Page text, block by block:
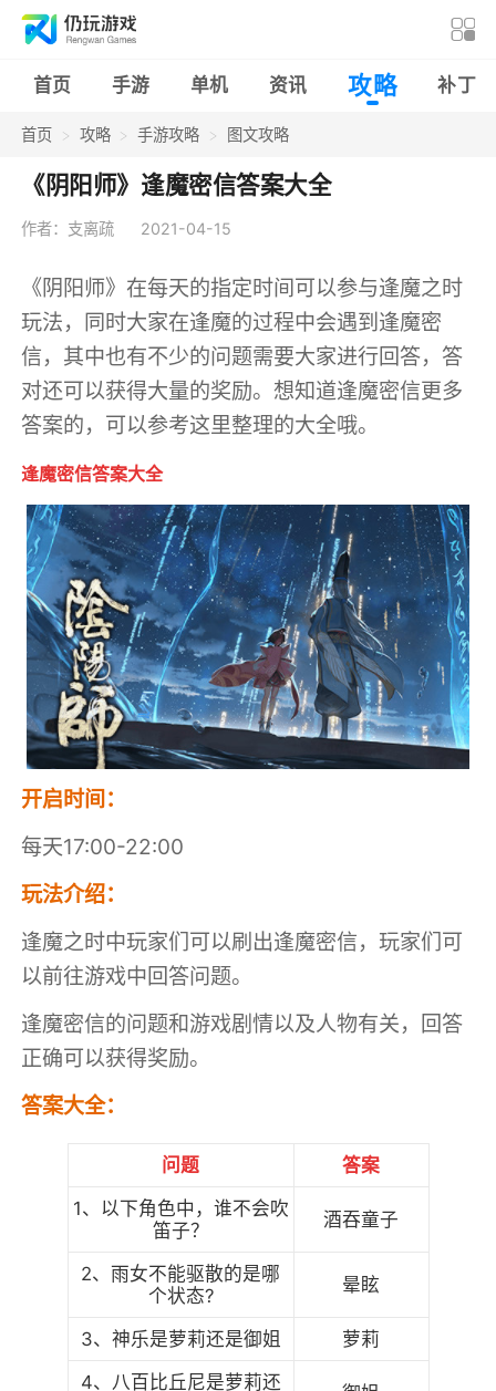
首页 手游 单机 资讯 攻略 补丁
首页 攻略 手游攻略 图文攻略
《阴阳师》逢魔密信答案大全
作者：支离疏 2021-04-15
《阴阳师》在每天的指定时间可以参与逢魔之时
玩法，同时大家在逢魔的过程中会遇到逢魔密
信，其中也有不少的问题需要大家进行回答，答
对还可以获得大量的奖励。想知道逢魔密信更多
答案的，可以参考这里整理的大全哦。
逢魔密信答案大全
开启时间：
每天17:00-22:00
玩法介绍：
逢魔之时中玩家们可以刷出逢魔密信，玩家们可
以前往游戏中回答问题。
逢魔密信的问题和游戏剧情以及人物有关，回答
正确可以获得奖励。
答案大全：
问题
答案
1、以下角色中，谁不会吹
笛子？
酒吞童子
2、雨女不能驱散的是哪
个状态?
晕眩
3、神乐是萝莉还是御姐
萝莉
4、八百比丘尼是萝莉还